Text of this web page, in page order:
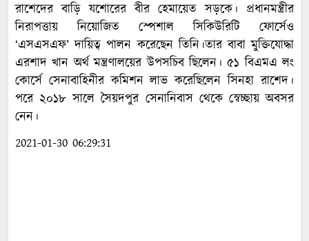
রাশেদের বাড়ি যশোরের বীর হেমায়েত সড়কে। প্রধানমন্ত্রীর
নিরাপত্তায় নিয়োজিত স্পেশাল সিকিউরিটি ফোর্সেও
‘এসএসএফ’ দায়িত্ব পালন করেছেন তিনি।তার বাবা মুক্তিযোদ্ধা
এরশাদ খান অর্থ মন্ত্রণালয়ের উপসচিব ছিলেন। ৫১ বিএমএ লং
কোর্সে সেনাবাহিনীর কমিশন লাভ করেছিলেন সিনহা রাশেদ।
পরে ২০১৮ সালে সৈয়দপুর সেনানিবাস থেকে স্বেচ্ছায় অবসর
নেন।
2021-01-30 06:29:31